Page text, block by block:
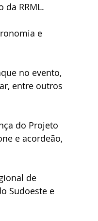
RRML.
e
no evento,
entre outros
do Projeto
e acordeão,
de
Sudoeste e